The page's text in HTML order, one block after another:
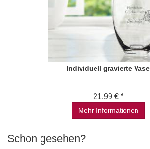
Individuell gravierte Vase
21,99 € *
Mehr Informationen
Schon gesehen?